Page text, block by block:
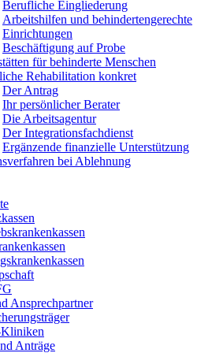
Berufliche Eingliederung
Arbeitshilfen und behindertengerechte
Einrichtungen
Beschäftigung auf Probe
für behinderte Menschen
Rehabilitation konkret
Der Antrag
Ihr persönlicher Berater
Die Arbeitsagentur
Der Integrationsfachdienst
Ergänzende finanzielle Unterstützung
bei Ablehnung
Ansprechpartner
Anträge